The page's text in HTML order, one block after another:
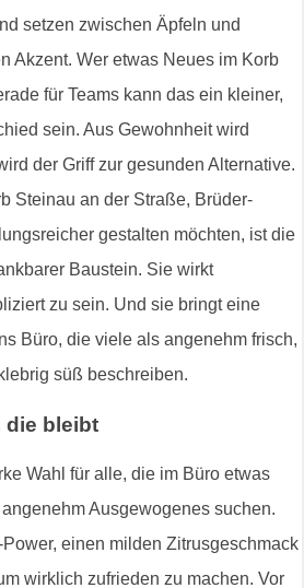
setzen zwischen Äpfeln und
Akzent. Wer etwas Neues im Korb
für Teams kann das ein kleiner,
sein. Aus Gewohnheit wird
der Griff zur gesunden Alternative.
Steinau an der Straße, Brüder-
gestalten möchten, ist die
Baustein. Sie wirkt
zu sein. Und sie bringt eine
Büro, die viele als angenehm frisch,
süß beschreiben.
die bleibt
Wahl für alle, die im Büro etwas
Ausgewogenes suchen.
einen milden Zitrusgeschmack
wirklich zufrieden zu machen. Vor